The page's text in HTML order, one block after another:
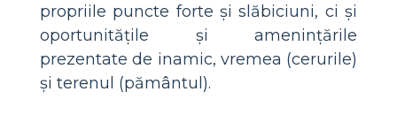
propriile puncte forte și slăbiciuni, ci și
oportunitățile și amenințările
prezentate de inamic, vremea (cerurile)
și terenul (pământul).